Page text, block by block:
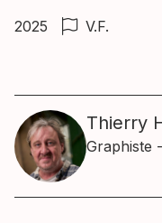
2025 V.F.
Thierry
Graphiste